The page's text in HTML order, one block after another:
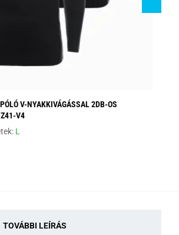
V-NYAKKIVÁGÁSSAL 2DB-OS
Z41-V4
L
TOVÁBBI LEÍRÁS